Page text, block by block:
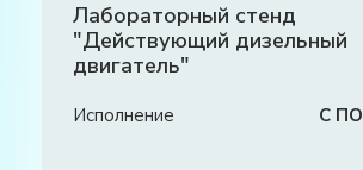
Лабораторный стенд
"Действующий дизельный
двигатель"
Исполнение С ПО